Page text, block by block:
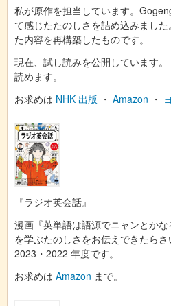
私が原作を担当しています。
て感じたたのしさを詰め込みまし
た内容を再構築したものです。
現在、試し読みを公開しています。
読めます。
お求めは NHK 出版 ・ Amazon ・
『ラジオ英会話』
漫画『英単語は語源でニャンとか
を学ぶたのしさをお伝えできたら
2023・2022 年度です。
お求めは Amazon まで。